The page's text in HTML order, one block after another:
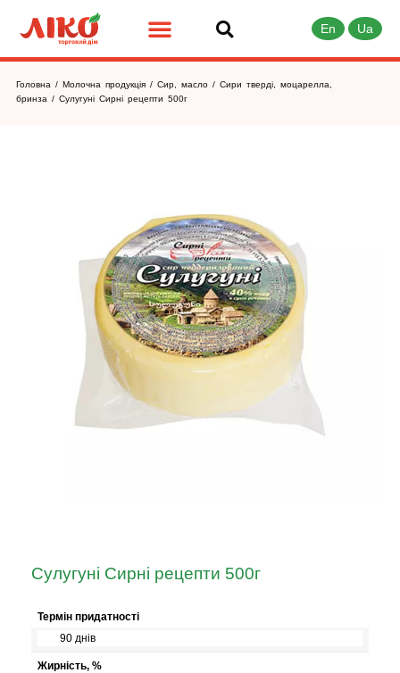
En Ua
Головна / Молочна продукція / Сир, масло / Сири тверді, моцарелла,
бринза / Сулугуні Сирні рецепти 500г
Сулугуні Сирні рецепти 500г
Термін придатності
90 днів
Жирність, %